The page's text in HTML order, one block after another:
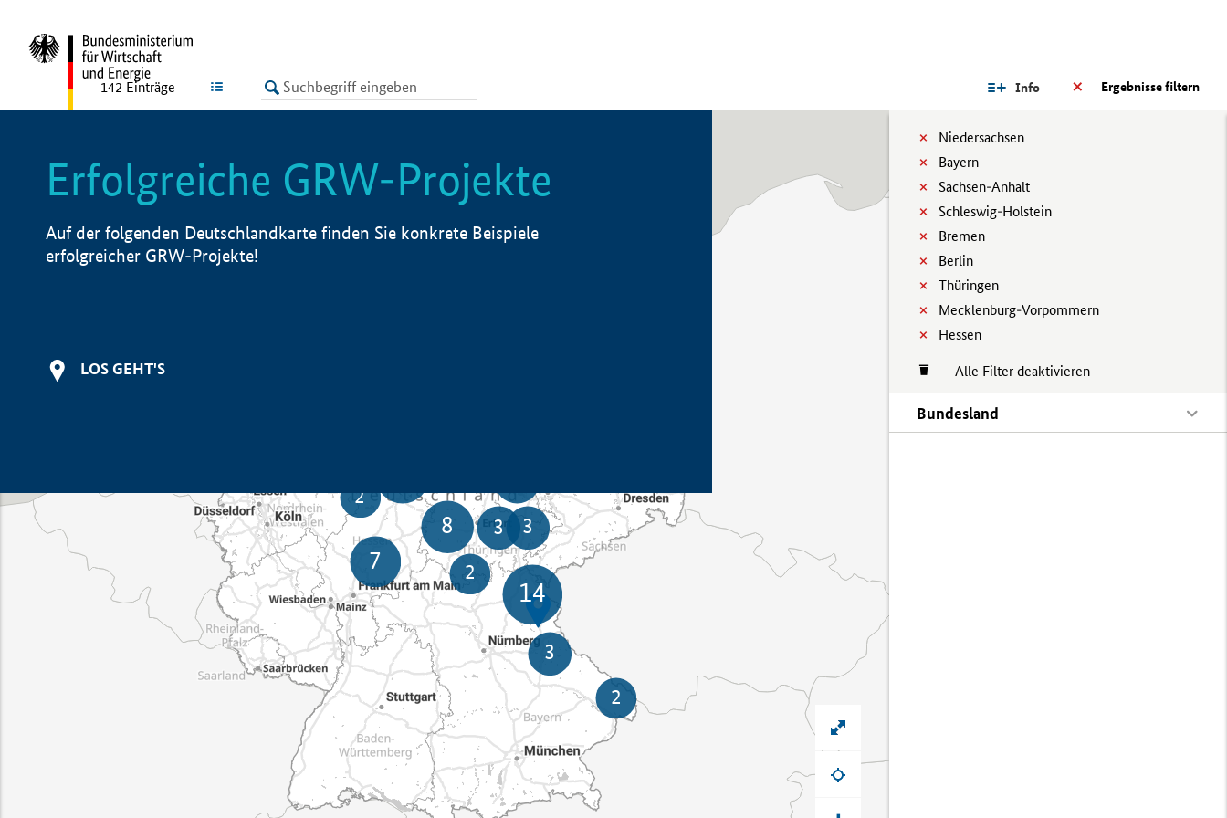
LISTE Ergebnisse filtern
Info
Niedersachsen
Bayern
Sachsen-Anhalt
Schleswig-Holstein
Bremen
Berlin
Thüringen
Mecklenburg-Vorpommern
Hessen
Alle Filter deaktivieren
Bundesland
142 Einträge
Erfolgreiche GRW-Projekte
Auf der folgenden Deutschlandkarte finden Sie konkrete Beispiele
erfolgreicher GRW-Projekte!
LOS GEHT'S